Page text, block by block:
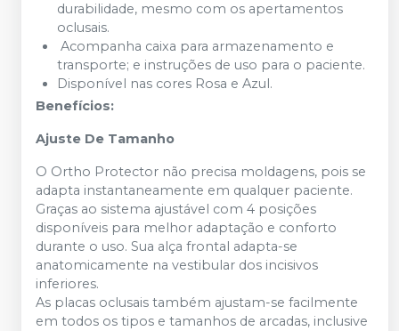
durabilidade, mesmo com os apertamentos
oclusais.
Acompanha caixa para armazenamento e
transporte; e instruções de uso para o paciente.
Disponível nas cores Rosa e Azul.
Benefícios:
Ajuste De Tamanho
O Ortho Protector não precisa moldagens, pois se
adapta instantaneamente em qualquer paciente.
Graças ao sistema ajustável com 4 posições
disponíveis para melhor adaptação e conforto
durante o uso. Sua alça frontal adapta-se
anatomicamente na vestibular dos incisivos
inferiores.
As placas oclusais também ajustam-se facilmente
em todos os tipos e tamanhos de arcadas, inclusive